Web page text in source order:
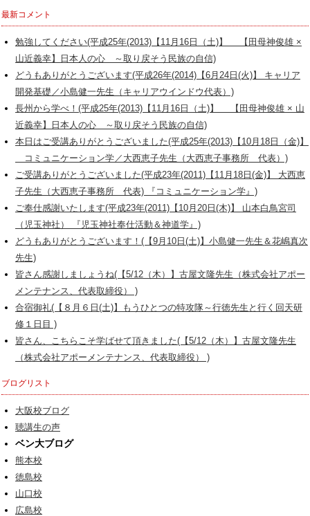
最新コメント
勉強してください(平成25年(2013)【11月16日（土)】 【田母神俊雄 ×
山近義幸】日本人の心 ～取り戻そう民族の自信)
どうもありがとうございます(平成26年(2014)【6月24日(火)】 キャリア
開発基礎／小島健一先生（キャリアウインドウ代表）)
長州から学べ！(平成25年(2013)【11月16日（土)】 【田母神俊雄 × 山
近義幸】日本人の心 ～取り戻そう民族の自信)
本日はご受講ありがとうございました(平成25年(2013)【10月18日（金)】
コミュニケーション学／大西恵子先生（大西恵子事務所 代表）)
ご受講ありがとうございました(平成23年(2011)【11月18日(金)】 大西恵
子先生（大西恵子事務所 代表) 『コミュニケーション学』)
ご奉仕感謝いたします(平成23年(2011)【10月20日(木)】 山本白鳥宮司
（児玉神社） 『児玉神社奉仕活動＆神道学』)
どうもありがとうございます！(【9月10日(土)】小島健一先生＆花嶋真次
先生)
皆さん感謝しましょうね(【5/12（木）】古屋文隆先生（株式会社アポー
メンテナンス、代表取締役） )
合宿御礼(【８月６日(土)】もうひとつの特攻隊～行徳先生と行く回天研
修１日目 )
皆さん、こちらこそ学ばせて頂きました(【5/12（木）】古屋文隆先生
（株式会社アポーメンテナンス、代表取締役） )
ブログリスト
大阪校ブログ
聴講生の声
ベン大ブログ
熊本校
徳島校
山口校
広島校